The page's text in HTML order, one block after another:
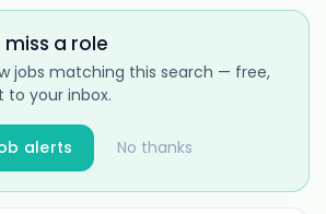
miss a role
jobs matching this search — free,
to your inbox.
No thanks
alerts